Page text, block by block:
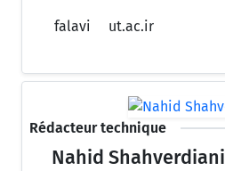
falavi ut.ac.ir
Rédacteur technique
Nahid Shahverdiani